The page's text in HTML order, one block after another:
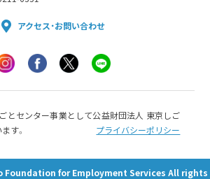
アクセス・お問い合わせ
とセンター事業として公益財団法人 東京しご
す。
プライバシーポリシー
Foundation for Employment Services All rights